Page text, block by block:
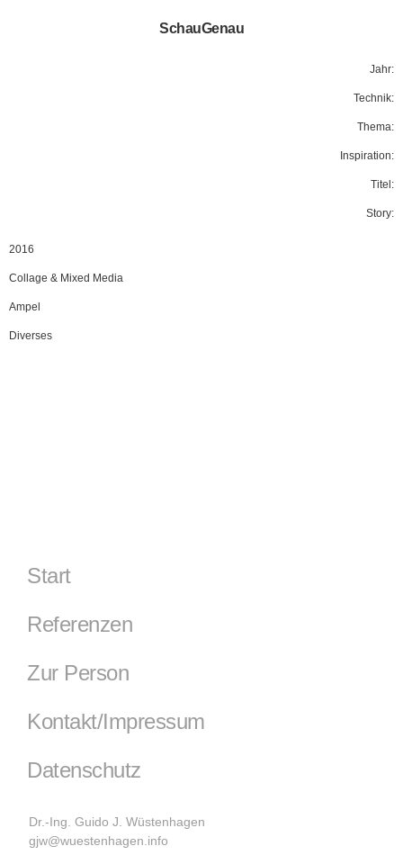
SchauGenau
Jahr:
Technik:
Thema:
Inspiration:
Titel:
Story:
2016
Collage & Mixed Media
Ampel
Diverses
Start
Referenzen
Zur Person
Kontakt/Impressum
Datenschutz
Dr.-Ing. Guido J. Wüstenhagen
gjw@wuestenhagen.info